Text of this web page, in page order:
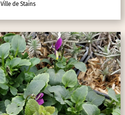
Ville de Stains